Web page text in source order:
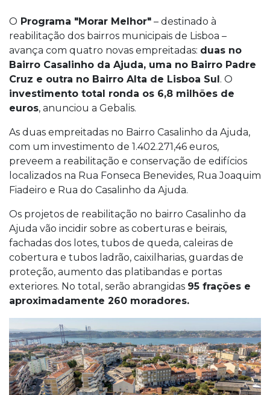
O Programa "Morar Melhor" – destinado à
reabilitação dos bairros municipais de Lisboa –
avança com quatro novas empreitadas: duas no
Bairro Casalinho da Ajuda, uma no Bairro Padre
Cruz e outra no Bairro Alta de Lisboa Sul. O
investimento total ronda os 6,8 milhões de
euros, anunciou a Gebalis.
As duas empreitadas no Bairro Casalinho da Ajuda,
com um investimento de 1.402.271,46 euros,
preveem a reabilitação e conservação de edifícios
localizados na Rua Fonseca Benevides, Rua Joaquim
Fiadeiro e Rua do Casalinho da Ajuda.
Os projetos de reabilitação no bairro Casalinho da
Ajuda vão incidir sobre as coberturas e beirais,
fachadas dos lotes, tubos de queda, caleiras de
cobertura e tubos ladrão, caixilharias, guardas de
proteção, aumento das platibandas e portas
exteriores. No total, serão abrangidas 95 frações e
aproximadamente 260 moradores.